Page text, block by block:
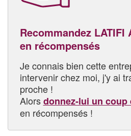
Recommandez LATIFI
en récompensés
Je connais bien cette
intervenir chez moi, j'y ai
proche !
Alorsdonnez-lui un coup
en récompensés !